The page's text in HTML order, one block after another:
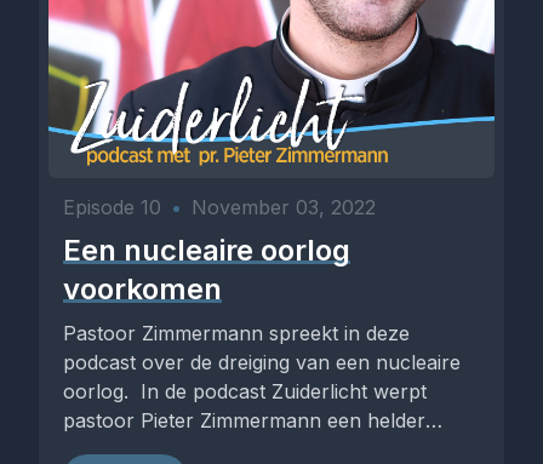
Episode 10 • November 03, 2022
Een nucleaire oorlog
voorkomen
Pastoor Zimmermann spreekt in deze
podcast over de dreiging van een nucleaire
oorlog. In de podcast Zuiderlicht werpt
pastoor Pieter Zimmermann een helder
licht...